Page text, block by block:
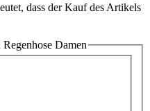
dass der Kauf des Artikels
Damen